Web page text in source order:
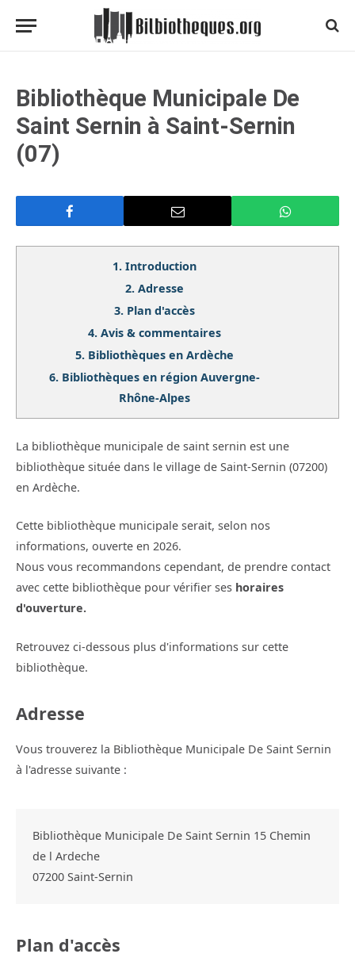
Bibliothèque Municipale De
Saint Sernin à Saint-Sernin
(07)
1. Introduction
2. Adresse
3. Plan d'accès
4. Avis & commentaires
5. Bibliothèques en Ardèche
6. Bibliothèques en région Auvergne-
Rhône-Alpes
La bibliothèque municipale de saint sernin est une
bibliothèque située dans le village de Saint-Sernin (07200)
en Ardèche.
Cette bibliothèque municipale serait, selon nos
informations, ouverte en 2026.
Nous vous recommandons cependant, de prendre contact
avec cette bibliothèque pour vérifier ses horaires
d'ouverture.
Retrouvez ci-dessous plus d'informations sur cette
bibliothèque.
Adresse
Vous trouverez la Bibliothèque Municipale De Saint Sernin
à l'adresse suivante :
Bibliothèque Municipale De Saint Sernin 15 Chemin
de l Ardeche
07200 Saint-Sernin
Plan d'accès